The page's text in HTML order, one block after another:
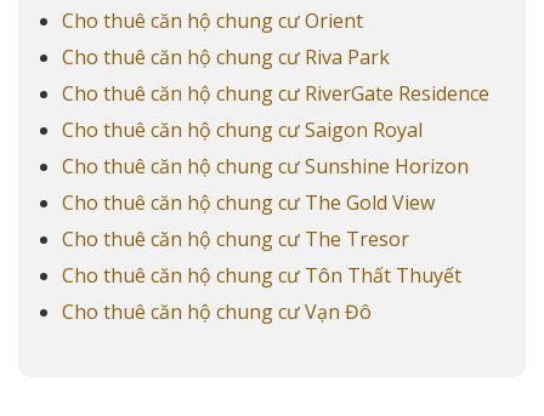
Cho thuê căn hộ chung cư Orient
Cho thuê căn hộ chung cư Riva Park
Cho thuê căn hộ chung cư RiverGate Residence
Cho thuê căn hộ chung cư Saigon Royal
Cho thuê căn hộ chung cư Sunshine Horizon
Cho thuê căn hộ chung cư The Gold View
Cho thuê căn hộ chung cư The Tresor
Cho thuê căn hộ chung cư Tôn Thất Thuyết
Cho thuê căn hộ chung cư Vạn Đô